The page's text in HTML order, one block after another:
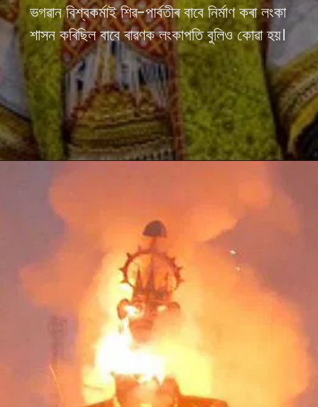
ভগৱান বিশ্বকৰ্মাই শিৱ-পাৰ্বতীৰ বাবে নিৰ্মাণ কৰা লংকা
শাসন কৰিছিল বাবে ৰাৱণক লংকাপতি বুলিও কোৱা হয়।